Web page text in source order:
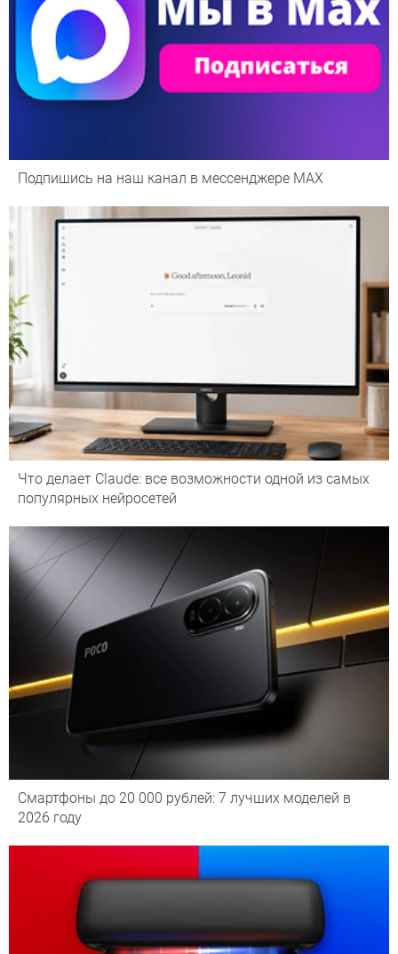
Подпишись на наш канал в мессенджере МАХ
Что делает Сlaude: все возможности одной из самых
популярных нейросетей
Смартфоны до 20 000 рублей: 7 лучших моделей в
2026 году